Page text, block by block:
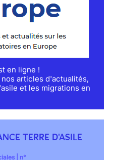
en ligne !
articles d'actualités,
et les migrations en
TERRE D'ASILE
| n°